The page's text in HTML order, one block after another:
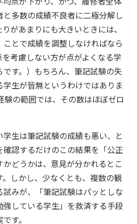
多数の成績不良者に二極分解し
があまりにも大きいときには、
ことで成績を調整しなければなら
考慮しない方が点がよくなる学
す。）もちろん、筆記試験の失
生が皆無というわけではありま
験の範囲では、その数はほぼゼロ
生は筆記試験の成績も悪い、と
確認するだけのこの結果を「公正
どうかは、意見が分かれるとこ
しかし、少なくとも、複数の観
みが、「筆記試験はパッとしな
強している学生」を救済する手段
です。